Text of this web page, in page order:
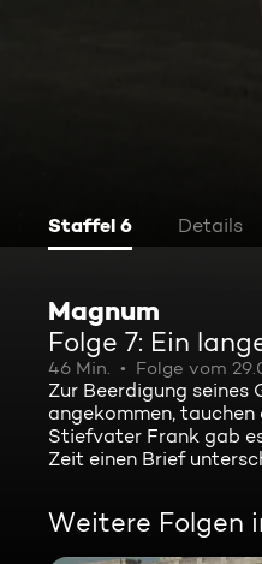
Staffel 6 Details
Magnum
Folge 7: Ein
46 Min. Folge vom
Zur Beerdigung
angekommen,
Stiefvater Frank gab
Zeit einen Brief
Weitere Folgen